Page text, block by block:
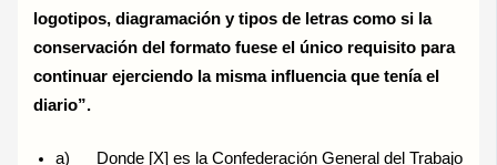
logotipos, diagramación y tipos de letras como si la
conservación del formato fuese el único requisito para
continuar ejerciendo la misma influencia que tenía el
diario”.
a) Donde [X] es la Confederación General del Trabajo